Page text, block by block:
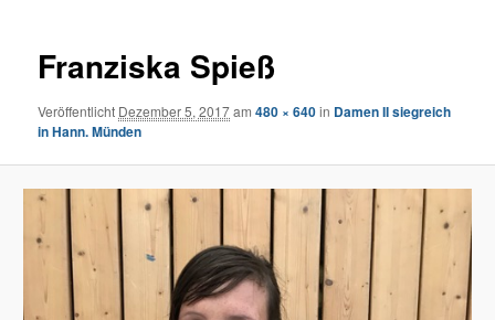
Franziska Spieß
Veröffentlicht Dezember 5, 2017am480 × 640in Damen II siegreich
in Hann. Münden